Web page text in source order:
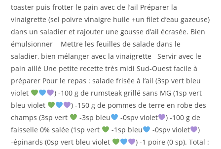
toaster puis frotter le pain avec de l’ail Préparer la
vinaigrette (sel poivre vinaigre huile +un filet d’eau gazeuse)
dans un saladier et rajouter une gousse d’ail écrasée. Bien
émulsionner Mettre les feuilles de salade dans le
saladier, bien mélanger avec la vinaigrette Servir avec le
pain aillé Une petite recette très midi Sud-Ouest facile à
préparer Pour le repas : salade frisée à l’ail (3sp vert bleu
violet
) -100 g de rumsteak grillé sans MG (1sp vert
bleu violet
) -150 g de pommes de terre en robe des
champs (3sp vert
-3sp bleu -0spv violet
) -100 g de
faisselle 0% salée (1sp vert
-1sp bleu -0spv violet
)
-épinards (0sp vert bleu violet
) -1 poire (0 sp). Total :